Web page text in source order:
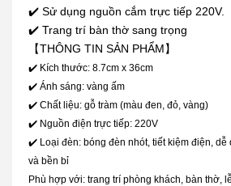
✔️ Sử dụng nguồn cắm trực tiếp 220V.
✔️ Trang trí bàn thờ sang trọng
【THÔNG TIN SẢN PHẨM】
✔️ Kích thước: 8.7cm x 36cm
✔️ Ánh sáng: vàng ấm
✔️ Chất liệu: gỗ tràm (màu đen, đỏ, vàng)
✔️ Nguồn điện trực tiếp: 220V
✔️ Loại đèn: bóng đèn nhót, tiết kiệm điện, dễ
và bền bỉ
Phù hợp với: trang trí phòng khách, bàn thờ,